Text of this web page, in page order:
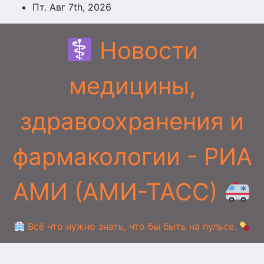
Перейти
к
Пт. Авг 7th, 2026
Новости
медицины,
здравоохранения и
фармакологии - РИА
АМИ (АМИ-ТАСС)
Всё что нужно знать, что бы быть на пульсе.